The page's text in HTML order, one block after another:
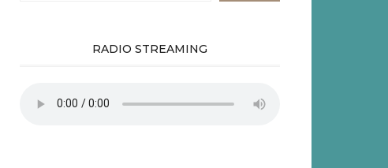
RADIO STREAMING